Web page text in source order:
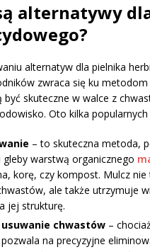
alternatywy
alternatyw dla pielnika
zwraca się ku
skuteczne w walce z
Oto kilka popularnych
– to skuteczna metoda,
gleby warstwą organicznego
korę, czy kompost. Mulcz
ale także utrzymuje
jej strukturę.
usuwanie chwastów –
na precyzyjne